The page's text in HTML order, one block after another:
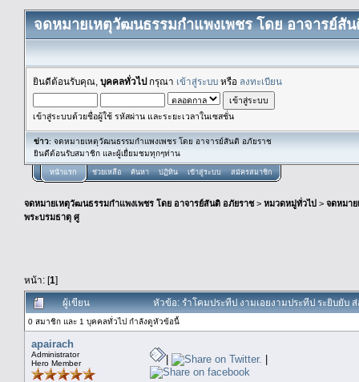
จดหมายเหตุวัฒนธรรมกำแพงเพชร โดย อาจารย์สั
ยินดีต้อนรับคุณ, บุคคลทั่วไปกรุณา เข้าสู่ระบบ หรือ ลงทะเบียน
เข้าสู่ระบบด้วยชื่อผู้ใช้ รหัสผ่าน และระยะเวลาในเซสชั่น
ข่าว: จดหมายเหตุวัฒนธรรมกำแพงเพชร โดย อาจารย์สันติ อภัยราช
ยินดีต้อนรับสมาชิก และผู้เยื่ยมชมทุกๆท่าน
หน้าแรก ช่วยเหลือ ค้นหา ปฏิทิน เข้าสู่ระบบ สมัครสมาชิก
จดหมายเหตุวัฒนธรรมกำแพงเพชร โดย อาจารย์สันติ อภัยราช> หมวดหมู่ทั่วไป > จดหมา
พระบรมธาตุ ศู
หน้า: [1]
ผู้เขียน หัวข้อ: รำโคมประทีป งามเอยงามประทีป ระยิบยับ
0 สมาชิก และ 1 บุคคลทั่วไป กำลังดูหัวข้อนี้
apairach
Administrator
Hero Member
| |